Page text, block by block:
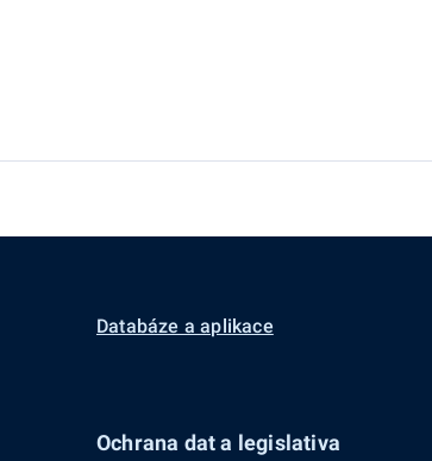
Databáze a aplikace
Ochrana dat a legislativa